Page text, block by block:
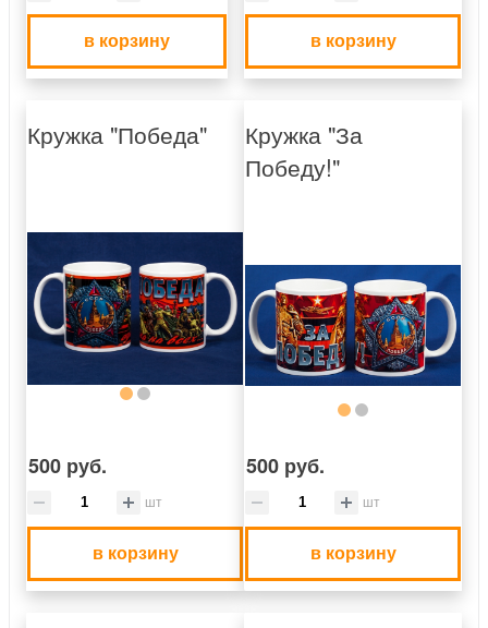
в корзину в корзину
Кружка "Победа"
500 руб.
шт
в корзину
Кружка "За
Победу!"
500 руб.
шт
в корзину